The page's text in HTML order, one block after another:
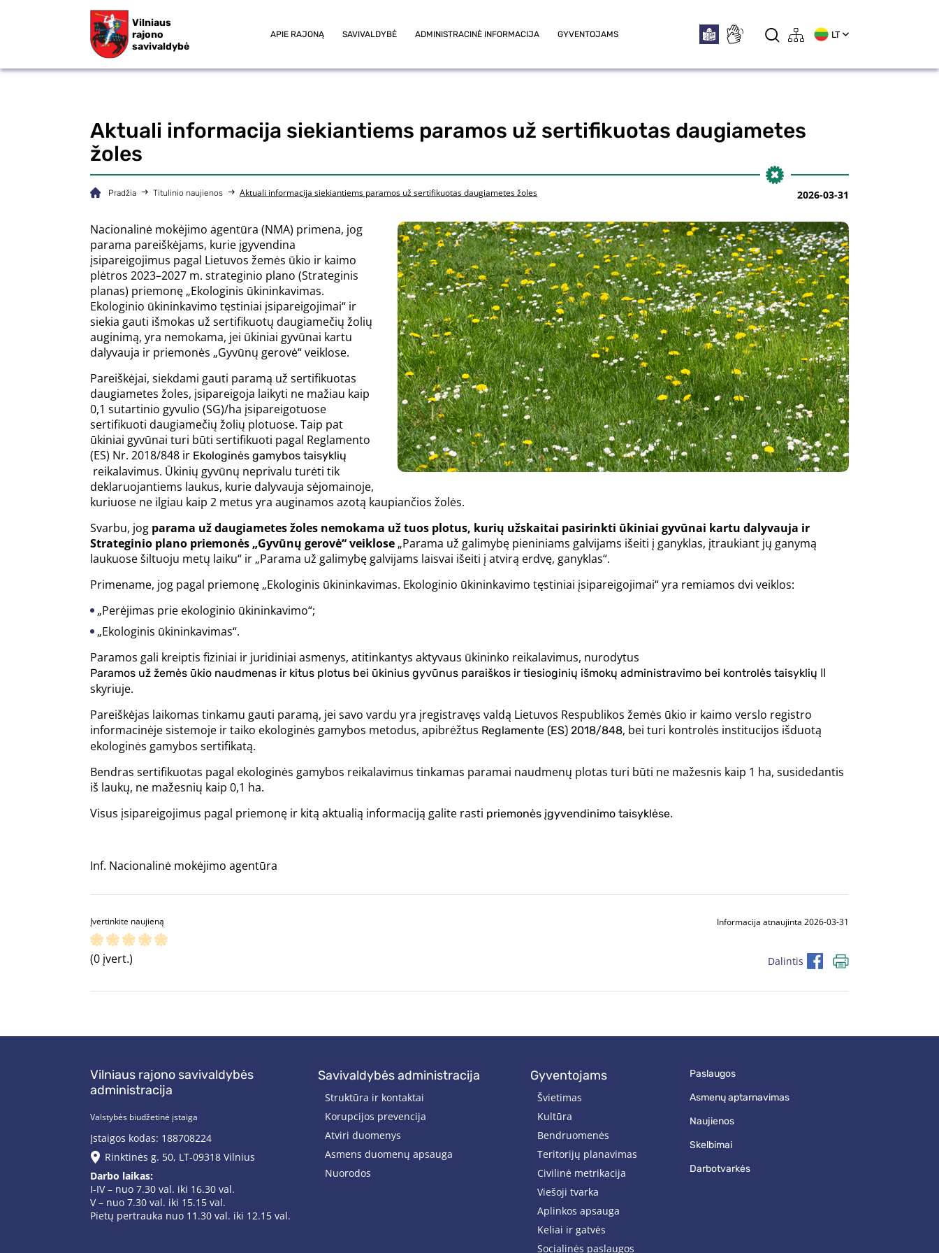
Vilniaus
rajono
savivaldybė
APIE RAJONĄ SAVIVALDYBĖ ADMINISTRACINĖ INFORMACIJA GYVENTOJAMS LT
Aktuali informacija siekiantiems paramos už sertifikuotas daugiametes
žoles
Pradžia Titulinio naujienos Aktuali informacija siekiantiems paramos už sertifikuotas daugiametes žoles 2026-03-31
Nacionalinė mokėjimo agentūra (NMA) primena, jog
parama pareiškėjams, kurie įgyvendina
įsipareigojimus pagal Lietuvos žemės ūkio ir kaimo
plėtros 2023–2027 m. strateginio plano (Strateginis
planas) priemonę „Ekologinis ūkininkavimas.
Ekologinio ūkininkavimo tęstiniai įsipareigojimai“ ir
siekia gauti išmokas už sertifikuotų daugiamečių žolių
auginimą, yra nemokama, jei ūkiniai gyvūnai kartu
dalyvauja ir priemonės „Gyvūnų gerovė“ veiklose.
Pareiškėjai, siekdami gauti paramą už sertifikuotas
daugiametes žoles, įsipareigoja laikyti ne mažiau kaip
0,1 sutartinio gyvulio (SG)/ha įsipareigotuose
sertifikuoti daugiamečių žolių plotuose. Taip pat
ūkiniai gyvūnai turi būti sertifikuoti pagal Reglamento
(ES) Nr. 2018/848 ir Ekologinės gamybos taisyklių
reikalavimus. Ūkinių gyvūnų neprivalu turėti tik
deklaruojantiems laukus, kurie dalyvauja sėjomainoje,
kuriuose ne ilgiau kaip 2 metus yra auginamos azotą kaupiančios žolės.
Svarbu, jog parama už daugiametes žoles nemokama už tuos plotus, kurių užskaitai pasirinkti ūkiniai gyvūnai kartu dalyvauja ir
Strateginio plano priemonės „Gyvūnų gerovė“ veiklose „Parama už galimybę pieniniams galvijams išeiti į ganyklas, įtraukiant jų ganymą
laukuose šiltuoju metų laiku“ ir „Parama už galimybę galvijams laisvai išeiti į atvirą erdvę, ganyklas“.
Primename, jog pagal priemonę „Ekologinis ūkininkavimas. Ekologinio ūkininkavimo tęstiniai įsipareigojimai“ yra remiamos dvi veiklos:
„Perėjimas prie ekologinio ūkininkavimo“;
„Ekologinis ūkininkavimas“.
Paramos gali kreiptis fiziniai ir juridiniai asmenys, atitinkantys aktyvaus ūkininko reikalavimus, nurodytus
Paramos už žemės ūkio naudmenas ir kitus plotus bei ūkinius gyvūnus paraiškos ir tiesioginių išmokų administravimo bei kontrolės taisyklių II
skyriuje.
Pareiškėjas laikomas tinkamu gauti paramą, jei savo vardu yra įregistravęs valdą Lietuvos Respublikos žemės ūkio ir kaimo verslo registro
informacinėje sistemoje ir taiko ekologinės gamybos metodus, apibrėžtus Reglamente (ES) 2018/848, bei turi kontrolės institucijos išduotą
ekologinės gamybos sertifikatą.
Bendras sertifikuotas pagal ekologinės gamybos reikalavimus tinkamas paramai naudmenų plotas turi būti ne mažesnis kaip 1 ha, susidedantis
iš laukų, ne mažesnių kaip 0,1 ha.
Visus įsipareigojimus pagal priemonę ir kitą aktualią informaciją galite rasti priemonės įgyvendinimo taisyklėse.
Inf. Nacionalinė mokėjimo agentūra
Įvertinkite naujieną
(0 įvert.)
Informacija atnaujinta 2026-03-31
Dalintis
Vilniaus rajono savivaldybės
administracija
Valstybės biudžetinė įstaiga
Įstaigos kodas: 188708224
Rinktinės g. 50, LT-09318 Vilnius
Darbo laikas:
I-IV – nuo 7.30 val. iki 16.30 val.
V – nuo 7.30 val. iki 15.15 val.
Pietų pertrauka nuo 11.30 val. iki 12.15 val.
savivaldybės administracija
Struktūra ir kontaktai
Korupcijos prevencija
Atviri duomenys
Asmens duomenų apsauga
Nuorodos
gyventojams
Švietimas
Kultūra
Bendruomenės
Teritorijų planavimas
Civilinė metrikacija
Viešoji tvarka
Aplinkos apsauga
Keliai ir gatvės
Socialinės paslaugos
paslaugos
asmenų aptarnavimas
naujienos
skelbimai
darbotvarkės